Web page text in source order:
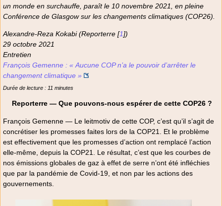
un monde en surchauffe, paraît le 10 novembre 2021, en pleine
Conférence de Glasgow sur les changements climatiques (COP26).
Alexandre-Reza Kokabi (Reporterre [1])
29 octobre 2021
Entretien
François Gemenne : « Aucune COP n’a le pouvoir d’arrêter le
changement climatique »
Durée de lecture : 11 minutes
Reporterre — Que pouvons-nous espérer de cette COP26 ?
François Gemenne — Le leitmotiv de cette COP, c’est qu’il s’agit de
concrétiser les promesses faites lors de la COP21. Et le problème
est effectivement que les promesses d’action ont remplacé l’action
elle-même, depuis la COP21. Le résultat, c’est que les courbes de
nos émissions globales de gaz à effet de serre n’ont été infléchies
que par la pandémie de Covid-19, et non par les actions des
gouvernements.